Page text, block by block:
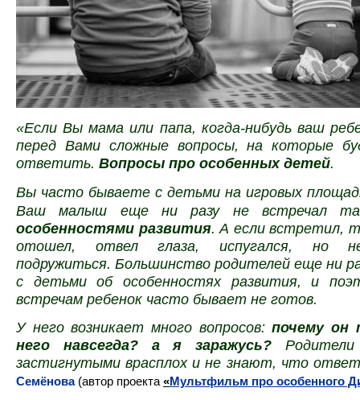
«Если Вы мама или папа, когда-нибудь ваш
перед Вами сложные вопросы, на которые
ответить. Вопросы про особенных детей.
Вы часто бываете с детьми на игровых
Ваш малыш еще ни разу не встречал
особенностями развития. А если встретил,
отошел, отвел глаза, испугался, но
подружиться. Большинство родителей еще ни
с детьми об особенностях развития, и
встречам ребенок часто бывает не готов.
У него возникает много вопросов:почему он
него навсегда? а я заражусь? Родители
застигнутыми врасплох и не знают, что
Семёнова (автор проекта «Мультфильм про особенного